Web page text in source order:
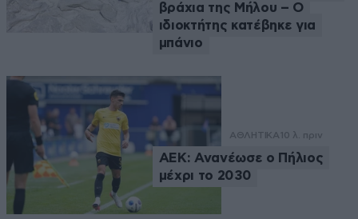
βράχια της Μήλου – Ο
ιδιοκτήτης κατέβηκε για
μπάνιο
ΑΘΛΗΤΙΚΑ 10 λ. πριν
ΑΕΚ: Ανανέωσε ο Πήλιος
μέχρι το 2030